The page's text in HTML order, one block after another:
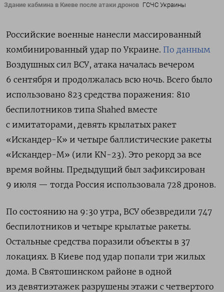
Здание кабмина в Киеве после атаки дронов ГСЧС Украины
Российские военные нанесли массированный
комбинированный удар по Украине. По данным
Воздушных сил ВСУ, атака началась вечером
6 сентября и продолжалась всю ночь. Всего было
использовано 823 средства поражения: 810
беспилотников типа Shahed вместе
с имитаторами, девять крылатых ракет
«Искандер-К» и четыре баллистические ракеты
«Искандер-М» (или KN-23). Это рекорд за все
время войны. Предыдущий был зафиксирован
9 июля — тогда Россия использовала 728 дронов.
По состоянию на 9:30 утра, ВСУ обезвредили 747
беспилотников и четыре крылатые ракеты.
Остальные средства поразили объекты в 37
локациях. В Киеве под удар попали три жилых
дома. В Святошинском районе в одной
из девятиэтажек разрушены этажи с четвертого